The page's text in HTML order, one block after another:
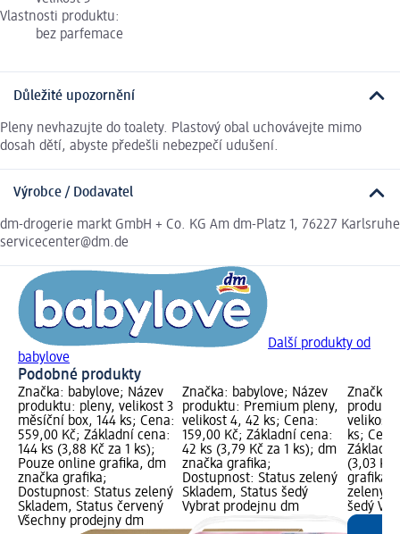
Vlastnosti produktu:
bez parfemace
Důležité upozornění
Pleny nevhazujte do toalety. Plastový obal uchovávejte mimo
dosah dětí, abyste předešli nebezpečí udušení.
Výrobce / Dodavatel
dm-drogerie markt GmbH + Co. KG Am dm-Platz 1, 76227 Karlsruhe
servicecenter@dm.de
Další produkty od
babylove
Podobné produkty
Značka: babylove; Název
produktu: pleny, velikost 3
měsíční box, 144 ks; Cena:
559,00 Kč; Základní cena:
144 ks (3,88 Kč za 1 ks);
Pouze online grafika, dm
značka grafika;
Dostupnost: Status zelený
Skladem, Status červený
Všechny prodejny dm
Značka: babylove; Název
produktu: Premium pleny,
velikost 4, 42 ks; Cena:
159,00 Kč; Základní cena:
42 ks (3,79 Kč za 1 ks); dm
značka grafika;
Dostupnost: Status zelený
Skladem, Status šedý
Vybrat prodejnu dm
Značka:
velikost
ks;
(3,03 Kč
grafika;
zelený
šedý